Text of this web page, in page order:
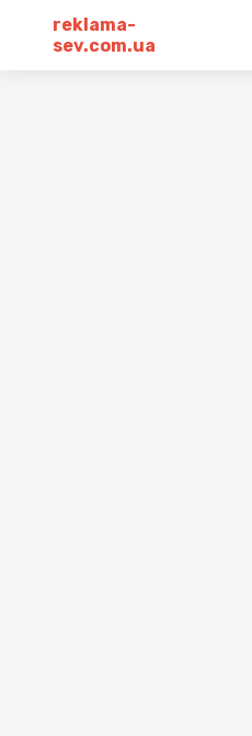
reklama-
sev.com.ua